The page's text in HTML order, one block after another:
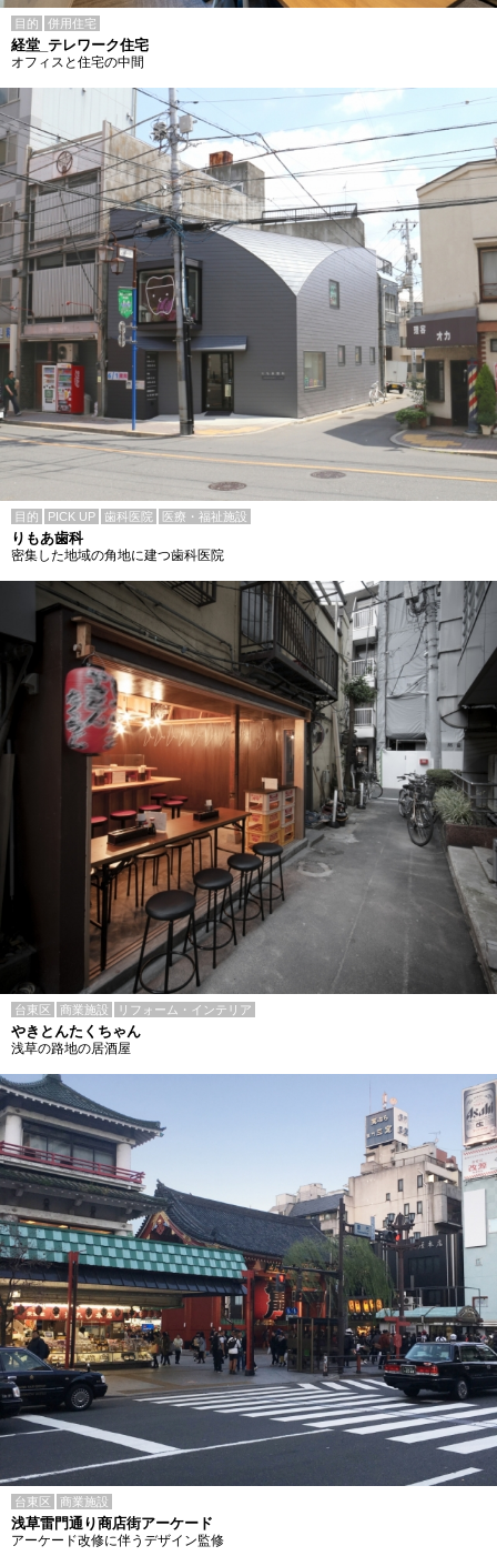
目的 併用住宅
経堂_テレワーク住宅
オフィスと住宅の中間
目的 PICK UP 歯科医院 医療・福祉施設
りもあ歯科
密集した地域の角地に建つ歯科医院
台東区 商業施設 リフォーム・インテリア
やきとんたくちゃん
浅草の路地の居酒屋
台東区 商業施設
浅草雷門通り商店街アーケード
アーケード改修に伴うデザイン監修